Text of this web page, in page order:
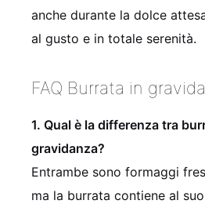
anche durante la dolce
al gusto e in totale serenità.
FAQ Burrata in
1. Qual è la differenza tra
gravidanza?
Entrambe sono formaggi
ma la burrata contiene al